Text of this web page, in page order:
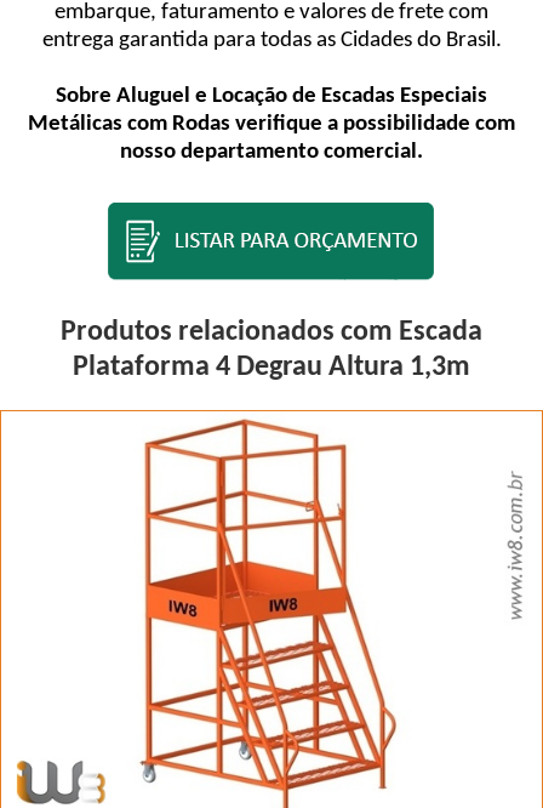
embarque, faturamento e valores de frete com
entrega garantida para todas as Cidades do Brasil.
Sobre Aluguel e Locação de Escadas Especiais
Metálicas com Rodas verifique a possibilidade com
nosso departamento comercial.
Produtos relacionados com Escada
Plataforma 4 Degrau Altura 1,3m